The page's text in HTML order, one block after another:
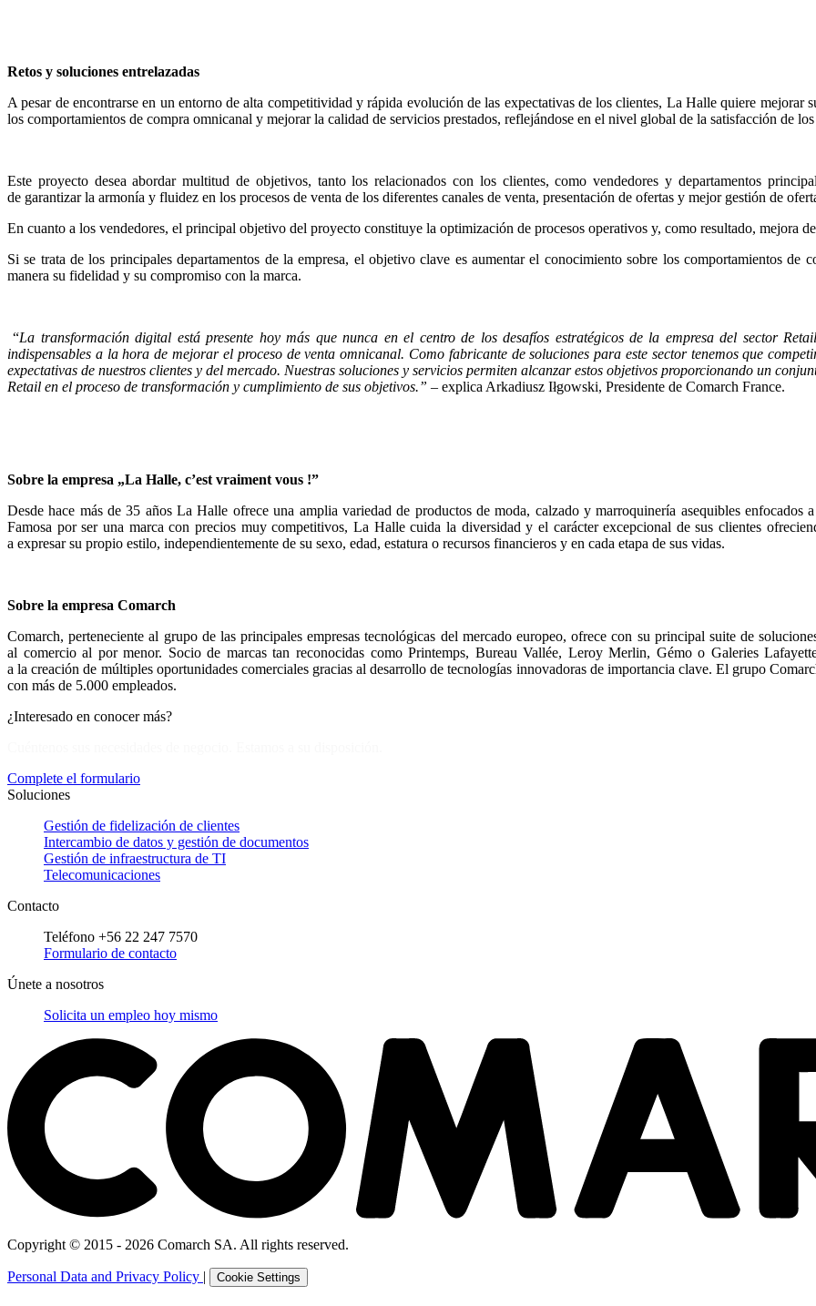
Retos y soluciones entrelazadas
A pesar de encontrarse en un entorno de alta competitividad y rápida evolución de las expectativas de los clientes, La Halle quiere mejorar
los comportamientos de compra omnicanal y mejorar la calidad de servicios prestados, reflejándose en el nivel global de la satisfacción de
Este proyecto desea abordar multitud de objetivos, tanto los relacionados con los clientes, como vendedores y departamentos
de garantizar la armonía y fluidez en los procesos de venta de los diferentes canales de venta, presentación de ofertas y mejor gestión de
En cuanto a los vendedores, el principal objetivo del proyecto constituye la optimización de procesos operativos y, como resultado, mejora
Si se trata de los principales departamentos de la empresa, el objetivo clave es aumentar el conocimiento sobre los comportamientos de
manera su fidelidad y su compromiso con la marca.
“La transformación digital está presente hoy más que nunca en el centro de los desafíos estratégicos de la empresa del sector
indispensables a la hora de mejorar el proceso de venta omnicanal. Como fabricante de soluciones para este sector tenemos que
expectativas de nuestros clientes y del mercado. Nuestras soluciones y servicios permiten alcanzar estos objetivos proporcionando un
Retail en el proceso de transformación y cumplimiento de sus objetivos.” – explica Arkadiusz Iłgowski, Presidente de Comarch France.
Sobre la empresa „La Halle, c’est vraiment vous !”
Desde hace más de 35 años La Halle ofrece una amplia variedad de productos de moda, calzado y marroquinería asequibles
Famosa por ser una marca con precios muy competitivos, La Halle cuida la diversidad y el carácter excepcional de sus clientes
a expresar su propio estilo, independientemente de su sexo, edad, estatura o recursos financieros y en cada etapa de sus vidas.
Sobre la empresa Comarch
Comarch, perteneciente al grupo de las principales empresas tecnológicas del mercado europeo, ofrece con su principal suite de
al comercio al por menor. Socio de marcas tan reconocidas como Printemps, Bureau Vallée, Leroy Merlin, Gémo o Galeries
a la creación de múltiples oportunidades comerciales gracias al desarrollo de tecnologías innovadoras de importancia clave. El grupo
con más de 5.000 empleados.
¿Interesado en conocer más?
Complete el formulario
Soluciones
Gestión de fidelización de clientes
Intercambio de datos y gestión de documentos
Gestión de infraestructura de TI
Telecomunicaciones
Contacto
Teléfono +56 22 247 7570
Formulario de contacto
Únete a nosotros
Solicita un empleo hoy mismo
Copyright © 2015 - 2026 Comarch SA. All rights reserved.
Personal Data and Privacy Policy | Cookie Settings